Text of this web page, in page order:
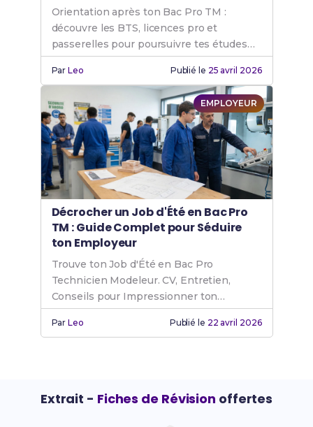
Orientation après ton Bac Pro TM :
découvre les BTS, licences pro et
passerelles pour poursuivre tes études
avec succès.
ParLeo Publié le 25 avril 2026
EMPLOYEUR
Décrocher un Job d'Été en Bac Pro
TM : Guide Complet pour Séduire
ton Employeur
Trouve ton Job d'Été en Bac Pro
Technicien Modeleur. CV, Entretien,
Conseils pour Impressionner ton
Employeur en Atelier.
ParLeo Publié le 22 avril 2026
Extrait - Fiches de Révision offertes